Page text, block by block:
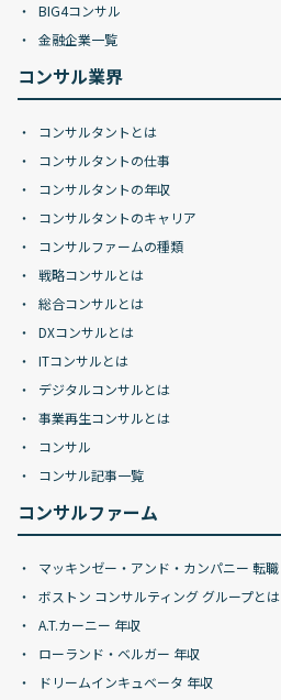
BIG4コンサル
金融企業一覧
コンサル業界
コンサルタントとは
コンサルタントの仕事
コンサルタントの年収
コンサルタントのキャリア
コンサルファームの種類
戦略コンサルとは
総合コンサルとは
DXコンサルとは
ITコンサルとは
デジタルコンサルとは
事業再生コンサルとは
コンサル
コンサル記事一覧
コンサルファーム
マッキンゼー・アンド・カンパニー 転職
ボストン コンサルティング グループとは
A.T.カーニー 年収
ローランド・ベルガー 年収
ドリームインキュベータ 年収